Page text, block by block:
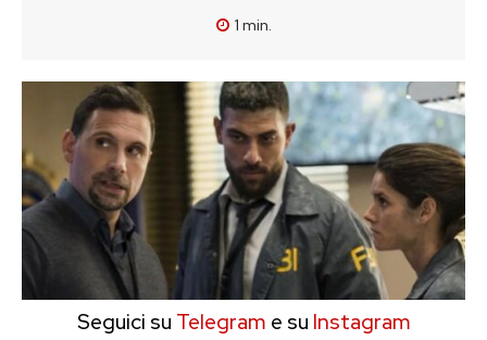
1 min.
Seguici su Telegram e su Instagram